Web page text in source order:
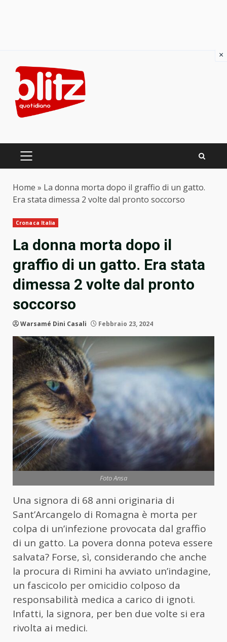
content
PRIMARY
Home » La donna morta dopo il graffio di un gatto.
Era stata dimessa 2 volte dal pronto soccorso
Cronaca Italia
La donna morta dopo il
graffio di un gatto. Era stata
dimessa 2 volte dal pronto
soccorso
Warsamé Dini Casali Febbraio 23, 2024
Foto Ansa
Una signora di 68 anni originaria di
Sant’Arcangelo di Romagna è morta per
colpa di un’infezione provocata dal graffio
di un gatto. La povera donna poteva essere
salvata? Forse, sì, considerando che anche
la procura di Rimini ha avviato un’indagine,
un fascicolo per omicidio colposo da
responsabilità medica a carico di ignoti.
Infatti, la signora, per ben due volte si era
rivolta ai medici.
×